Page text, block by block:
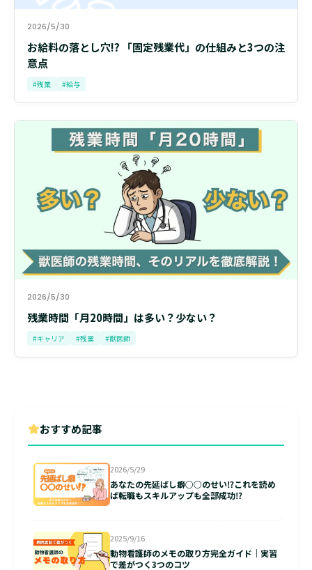
2026/5/30
お給料の落とし穴!? 「固定残業代」の仕組みと3つの注
意点
#残業 #給与
2026/5/30
残業時間「月20時間」は多い？少ない？
#キャリア #残業 #獣医師
おすすめ記事
2026/5/29
あなたの先延ばし癖○○のせい⁉これを読め
ば転職もスキルアップも全部成功⁉
2025/9/16
動物看護師のメモの取り方完全ガイド｜実習
で差がつく3つのコツ